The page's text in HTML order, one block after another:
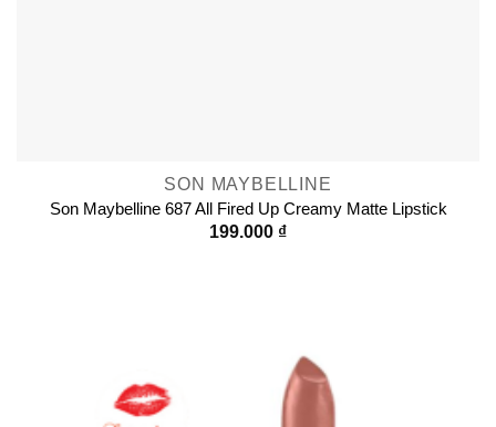
SON MAYBELLINE
Son Maybelline 687 All Fired Up Creamy Matte Lipstick
199.000 ₫